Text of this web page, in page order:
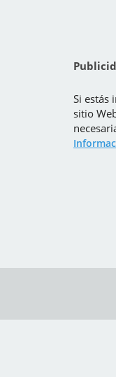
Si estás
sitio